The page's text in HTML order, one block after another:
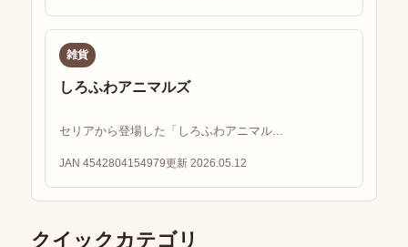
雑貨
しろふわアニマルズ
セリアから登場した「しろふわアニマル...
JAN 4542804154979更新 2026.05.12
クイックカテゴリ